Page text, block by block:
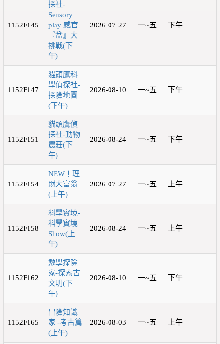
1152F145
探社-
Sensory
play 感官
『盆』大
挑戰(下
午)
2026-07-27 一~五 下午
1152F147
貓頭鷹科
學偵探社-
探險地圖
(下午)
2026-08-10 一~五 下午
1152F151
貓頭鷹偵
探社-動物
農莊(下
午)
2026-08-24 一~五 下午
1152F154
NEW！理
財大富翁
(上午)
2026-07-27 一~五 上午
1152F158
科學實境-
科學實境
Show(上
午)
2026-08-24 一~五 上午
1152F162
數學探險
家-探索古
文明(下
午)
2026-08-10 一~五 下午
1152F165
冒險知識
家 -考古篇
(上午)
2026-08-03 一~五 上午